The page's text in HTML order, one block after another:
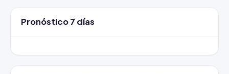
Pronóstico 7 días